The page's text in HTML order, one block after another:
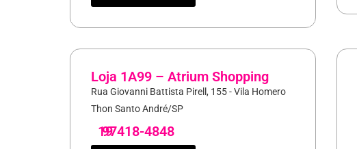
Loja 1A99 – Atrium Shopping
Rua Giovanni Battista Pirell, 155 - Vila Homero
Thon Santo André/SP
19
97418-4848